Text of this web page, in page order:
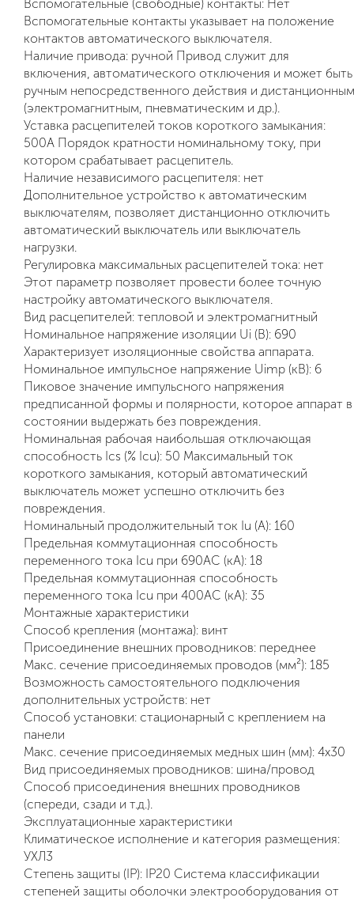
Вспомогательные (свободные) контакты: Нет
Вспомогательные контакты указывает на положение
контактов автоматического выключателя.
Наличие привода: ручной Привод служит для
включения, автоматического отключения и может быть
ручным непосредственного действия и дистанционным
(электромагнитным, пневматическим и др.).
Уставка расцепителей токов короткого замыкания:
500А Порядок кратности номинальному току, при
котором срабатывает расцепитель.
Наличие независимого расцепителя: нет
Дополнительное устройство к автоматическим
выключателям, позволяет дистанционно отключить
автоматический выключатель или выключатель
нагрузки.
Регулировка максимальных расцепителей тока: нет
Этот параметр позволяет провести более точную
настройку автоматического выключателя.
Вид расцепителей: тепловой и электромагнитный
Номинальное напряжение изоляции Ui (В): 690
Характеризует изоляционные свойства аппарата.
Номинальное импульсное напряжение Uimp (кВ): 6
Пиковое значение импульсного напряжения
предписанной формы и полярности, которое аппарат в
состоянии выдержать без повреждения.
Номинальная рабочая наибольшая отключающая
способность Ics (% Icu): 50 Максимальный ток
короткого замыкания, который автоматический
выключатель может успешно отключить без
повреждения.
Номинальный продолжительный ток Iu (А): 160
Предельная коммутационная способность
переменного тока Icu при 690AC (кА): 18
Предельная коммутационная способность
переменного тока Icu при 400АС (кА): 35
Монтажные характеристики
Способ крепления (монтажа): винт
Присоединение внешних проводников: переднее
Макс. сечение присоединяемых проводов (мм²): 185
Возможность самостоятельного подключения
дополнительных устройств: нет
Способ установки: стационарный с креплением на
панели
Макс. сечение присоединяемых медных шин (мм): 4х30
Вид присоединяемых проводников: шина/провод
Способ присоединения внешних проводников
(спереди, сзади и т.д.).
Эксплуатационные характеристики
Климатическое исполнение и категория размещения:
УХЛ3
Степень защиты (IP): IP20 Система классификации
степеней защиты оболочки электрооборудования от